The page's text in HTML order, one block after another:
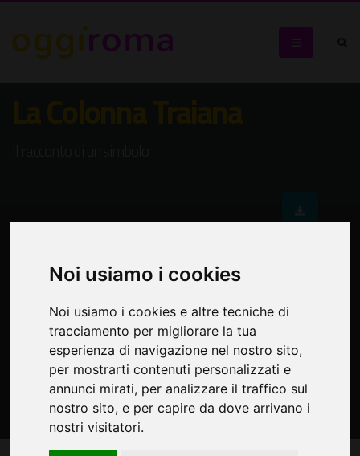
Noi usiamo i cookies
Noi usiamo i cookies e altre tecniche di
tracciamento per migliorare la tua
esperienza di navigazione nel nostro sito,
per mostrarti contenuti personalizzati e
annunci mirati, per analizzare il traffico sul
nostro sito, e per capire da dove arrivano i
nostri visitatori.